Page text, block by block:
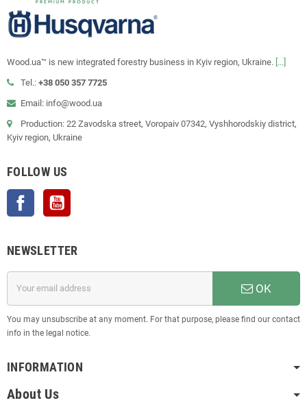
Wood.ua™ is new integrated forestry business in Kyiv region, Ukraine. [...]
Tel.: +38 050 357 7725
Email: info@wood.ua
Production: 22 Zavodska street, Voropaiv 07342, Vyshhorodskiy district,
Kyiv region, Ukraine
FOLLOW US
Facebook
NEWSLETTER
OK
You may unsubscribe at any moment. For that purpose, please find our contact
info in the legal notice.
INFORMATION
About Us